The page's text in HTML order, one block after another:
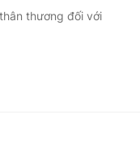
thương đối với